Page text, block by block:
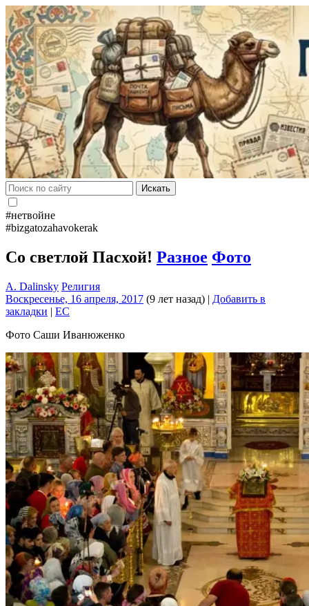
Искать
#нетвойне
#bizgatozahavokerak
Со светлой Пасхой! Разное Фото
A. Dalinsky Религия
Воскресенье, 16 апреля, 2017 (9 лет назад) | Добавить в
закладки | EC
Фото Саши Иванюженко